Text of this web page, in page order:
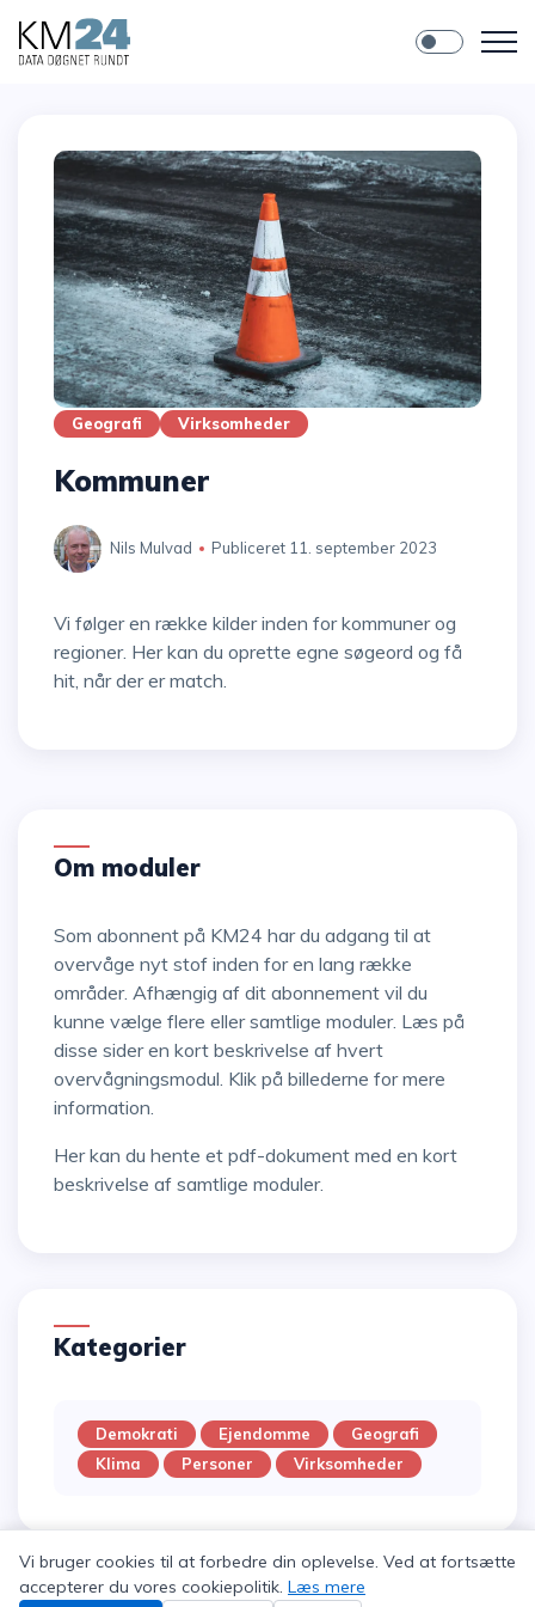
Geografi Virksomheder
Kommuner
Nils Mulvad Publiceret 11. september 2023
Vi følger en række kilder inden for kommuner og
regioner. Her kan du oprette egne søgeord og få
hit, når der er match.
Om moduler
Som abonnent på KM24 har du adgang til at
overvåge nyt stof inden for en lang række
områder. Afhængig af dit abonnement vil du
kunne vælge flere eller samtlige moduler. Læs på
disse sider en kort beskrivelse af hvert
overvågningsmodul. Klik på billederne for mere
information.
Her kan du hente et pdf-dokument med en kort
beskrivelse af samtlige moduler.
Kategorier
Demokrati Ejendomme
Geografi
Klima
Personer Virksomheder
Vi bruger cookies til at forbedre din oplevelse. Ved at fortsætte
accepterer du vores cookiepolitik. Læs mere